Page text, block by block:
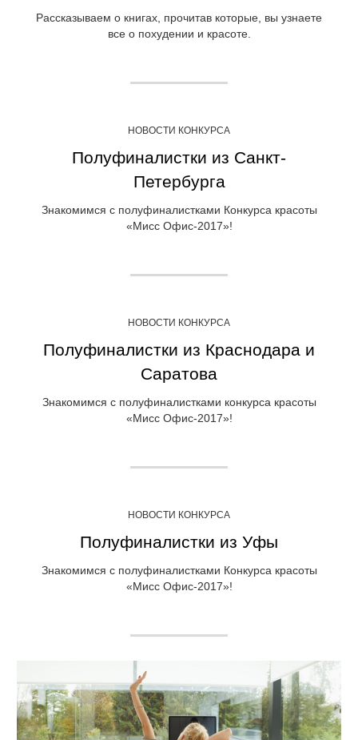
Рассказываем о книгах, прочитав которые, вы узнаете
все о похудении и красоте.
НОВОСТИ КОНКУРСА
Полуфиналистки из Санкт-
Петербурга
Знакомимся с полуфиналистками Конкурса красоты
«Мисс Офис-2017»!
НОВОСТИ КОНКУРСА
Полуфиналистки из Краснодара и
Саратова
Знакомимся с полуфиналистками конкурса красоты
«Мисс Офис-2017»!
НОВОСТИ КОНКУРСА
Полуфиналистки из Уфы
Знакомимся с полуфиналистками Конкурса красоты
«Мисс Офис-2017»!